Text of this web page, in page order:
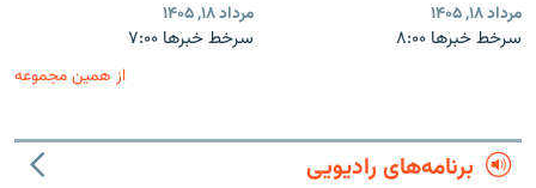
مرداد ۱۸, ۱۴۰۵
سرخط خبرها ۸:۰۰
مرداد ۱۸, ۱۴۰۵
سرخط خبرها ۷:۰۰
از همین مجموعه
برنامه‌های رادیویی